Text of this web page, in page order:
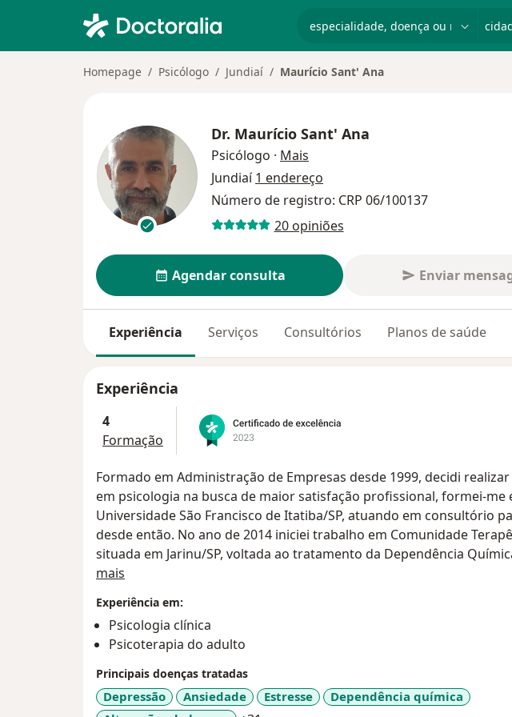
Homepage Psicólogo Jundiaí Maurício Sant' Ana
Dr. Maurício Sant' Ana
Psicólogo · Mais
Jundiaí1 endereço
Número de registro: CRP 06/100137
20 opiniões
Agendar consulta Enviar
Experiência Serviços Consultórios Planos de saúde
Experiência
4
Formação
Formado em Administração de Empresas desde 1999, decidi
em psicologia na busca de maior satisfação profissional, formei-me
Universidade São Francisco de Itatiba/SP, atuando em consultório
desde então. No ano de 2014 iniciei trabalho em Comunidade
situada em Jarinu/SP, voltada ao tratamento da Dependência
cinco anos. Especialista em Dependência Química, associado a ABEAD
treinando no setor de Psiquiatria no Hospital das Clinicas da
programa de treinamento voltado à Abordagem em Dependências
Fico à disposição à fazer parte da sua história na busca da
mesmo, através do autoconhecimento.
Quando me conheço, aumento a possibilidade de ser assertivo nas
decisões, posso me perceber seguro, livre e autônomo. Seguindo
mais
Experiência em:
Psicologia clínica
Psicoterapia do adulto
Principais doenças tratadas
Depressão Ansiedade Estresse
Dependência química